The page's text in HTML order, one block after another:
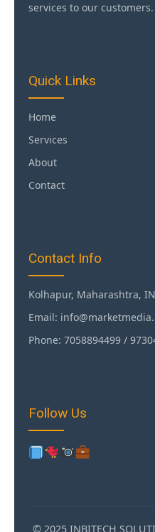
services to our customers.
Quick Links
Home
Services
About
Contact
Contact Info
Kolhapur, Maharashtra,
Email:
Phone: 7058894499 /
Follow Us
© 2025 INBITECH